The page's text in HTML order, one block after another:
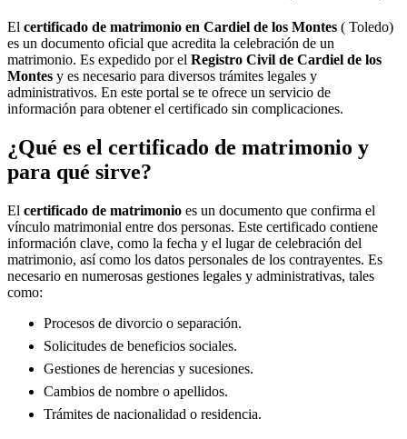
El certificado de matrimonio en Cardiel de los Montes ( Toledo)
es un documento oficial que acredita la celebración de un
matrimonio. Es expedido por el Registro Civil de Cardiel de los
Montes y es necesario para diversos trámites legales y
administrativos. En este portal se te ofrece un servicio de
información para obtener el certificado sin complicaciones.
¿Qué es el certificado de matrimonio y
para qué sirve?
El certificado de matrimonio es un documento que confirma el
vínculo matrimonial entre dos personas. Este certificado contiene
información clave, como la fecha y el lugar de celebración del
matrimonio, así como los datos personales de los contrayentes. Es
necesario en numerosas gestiones legales y administrativas, tales
como:
Procesos de divorcio o separación.
Solicitudes de beneficios sociales.
Gestiones de herencias y sucesiones.
Cambios de nombre o apellidos.
Trámites de nacionalidad o residencia.